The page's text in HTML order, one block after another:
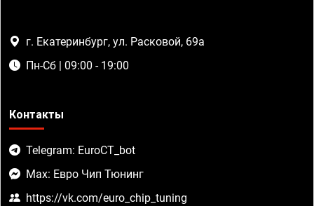
г. Екатеринбург, ул. Расковой, 69а
Пн-Сб | 09:00 - 19:00
Контакты
Telegram: EuroCT_bot
Max: Евро Чип Тюнинг
https://vk.com/euro_chip_tuning